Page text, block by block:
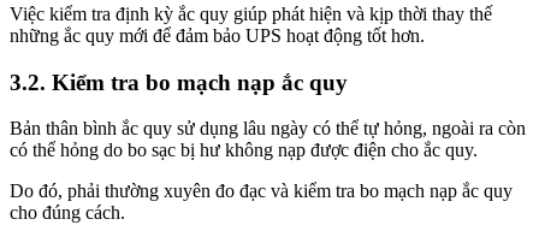
Việc kiểm tra định kỳ ắc quy giúp phát hiện và kịp thời thay thế
những ắc quy mới để đảm bảo UPS hoạt động tốt hơn.
3.2. Kiểm tra bo mạch nạp ắc quy
Bản thân bình ắc quy sử dụng lâu ngày có thể tự hỏng, ngoài ra còn
có thể hỏng do bo sạc bị hư không nạp được điện cho ắc quy.
Do đó, phải thường xuyên đo đạc và kiểm tra bo mạch nạp ắc quy
cho đúng cách.